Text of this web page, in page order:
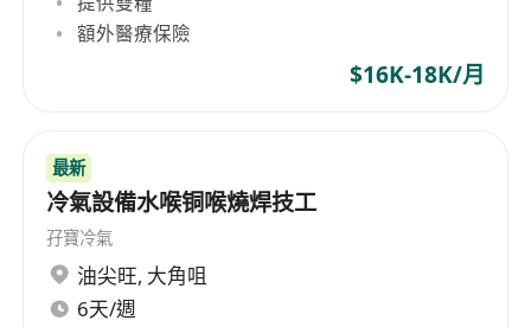
decades of history. The group offers a
comprehensive range of toys including plastic,
electronic, plush, and model train products,
team dedicated to producing high-quality toys
that meet global consumer demands. Beyond
its toy business, Development Group also
actively engages in the real estate market,
operating rental businesses for office buildings
and industrial complexes. The company's real
額外醫療保險
$16K-18K/月
最新
冷氣設備水喉铜喉燒焊技工
孖寶冷氣
油尖旺, 大角咀
6天/週